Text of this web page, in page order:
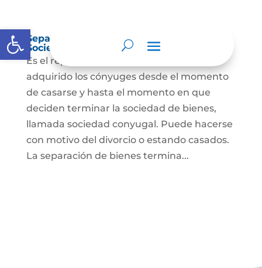
Abrir barra de herramientas
Separación de Bienes o Liquidación de
Sociedad Conyugal
Es el reparto de los bienes que han
adquirido los cónyuges desde el momento
de casarse y hasta el momento en que
deciden terminar la sociedad de bienes,
llamada sociedad conyugal. Puede hacerse
con motivo del divorcio o estando casados.
La separación de bienes termina...